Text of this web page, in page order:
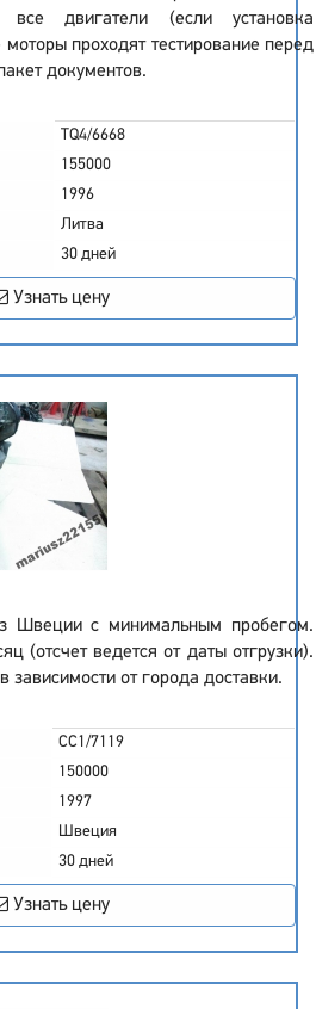
двигатели (если установка
проходят тестирование перед
документов.
TQ4/6668
155000
1996
Литва
30 дней
Узнать цену
Швеции с минимальным пробегом.
(отсчет ведется от даты отгрузки).
зависимости от города доставки.
CC1/7119
150000
1997
Швеция
30 дней
Узнать цену